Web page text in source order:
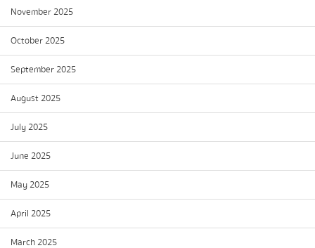
November 2025
October 2025
September 2025
August 2025
July 2025
June 2025
May 2025
April 2025
March 2025